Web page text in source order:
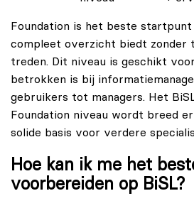
Foundation is het beste
compleet overzicht biedt zonder
treden. Dit niveau is geschikt
betrokken is bij
gebruikers tot managers. Het
Foundation niveau wordt breed
solide basis voor verdere
Hoe kan ik me het
voorbereiden op BiSL?